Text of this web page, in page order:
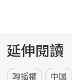
延伸閱讀
轉播權 中國